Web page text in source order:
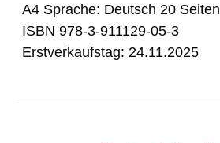
A4 Sprache: Deutsch 20 Seiten
ISBN 978-3-911129-05-3
Erstverkaufstag: 24.11.2025